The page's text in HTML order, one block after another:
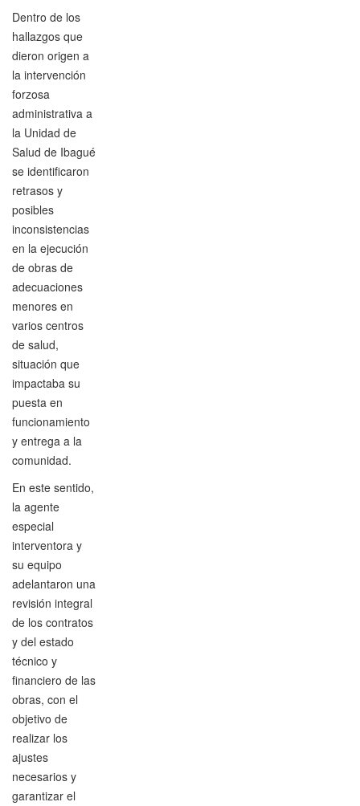
Dentro de los
hallazgos que
dieron origen a
la intervención
forzosa
administrativa a
la Unidad de
Salud de Ibagué
se identificaron
retrasos y
posibles
inconsistencias
en la ejecución
de obras de
adecuaciones
menores en
varios centros
de salud,
situación que
impactaba su
puesta en
funcionamiento
y entrega a la
comunidad.
En este sentido,
la agente
especial
interventora y
su equipo
adelantaron una
revisión integral
de los contratos
y del estado
técnico y
financiero de las
obras, con el
objetivo de
realizar los
ajustes
necesarios y
garantizar el